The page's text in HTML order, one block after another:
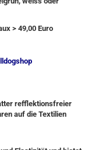
> 49,00 Euro
refflektionsfreier
auf die Textilien